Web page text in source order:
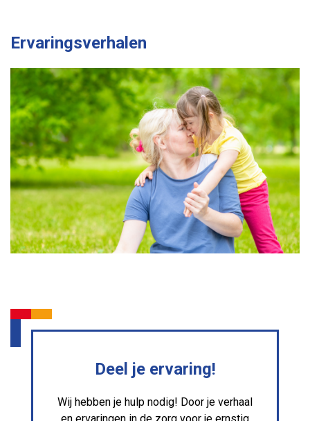
Ervaringsverhalen
Deel je ervaring!
Wij hebben je hulp nodig! Door je verhaal